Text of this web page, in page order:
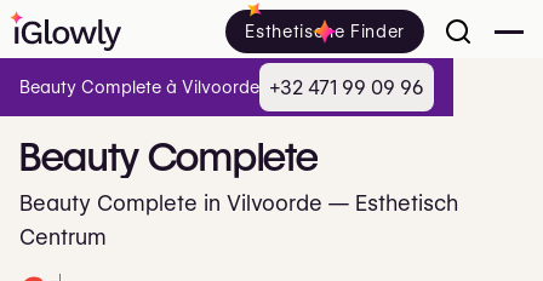
Esthetische Finder
BeautyComplete
Beauty Complete in Vilvoorde — Esthetisch
Centrum
Beauty Complete à Vilvoorde +32 471 99 09 96